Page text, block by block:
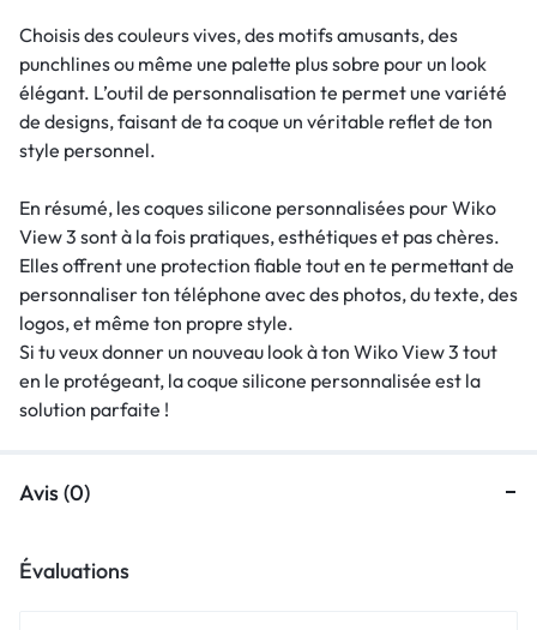
Choisis des couleurs vives, des motifs amusants, des
punchlines ou même une palette plus sobre pour un look
élégant. L’outil de personnalisation te permet une variété
de designs, faisant de ta coque un véritable reflet de ton
style personnel.
En résumé, les coques silicone personnalisées pour Wiko
View 3 sont à la fois pratiques, esthétiques et pas chères.
Elles offrent une protection fiable tout en te permettant de
personnaliser ton téléphone avec des photos, du texte, des
logos, et même ton propre style.
Si tu veux donner un nouveau look à ton Wiko View 3 tout
en le protégeant, la coque silicone personnalisée est la
solution parfaite !
Avis (0)
Évaluations